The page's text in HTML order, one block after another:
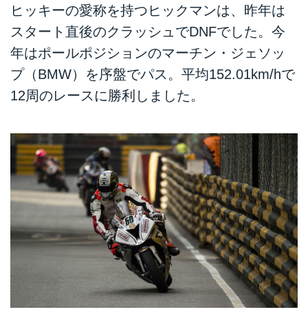
こちらは2009年の大会の１シー
ン。ウォールに囲まれたコースが
マカオGPの特徴です。
www.toptenz.net
初期のマカオGPは日本人が大活
躍！
そもそもマカオGPは、1954年に
ガル人や、英国人、米国人などの
愛好家が始めたアマチュアレース
がルーツです。...
ヒッキーの愛称を持つヒックマンは、昨年は
スタート直後のクラッシュでDNFでした。今
年はポールポジションのマーチン・ジェソッ
プ（BMW）を序盤でパス。平均152.01km/hで
12周のレースに勝利しました。